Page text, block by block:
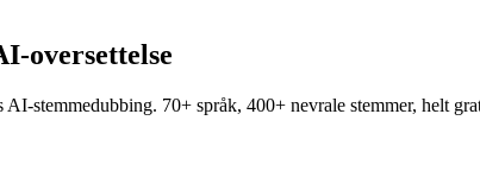
oversettelse
stemmedubbing. 70+ språk, 400+ nevrale stemmer, helt